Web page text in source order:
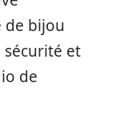
de bijou
sécurité et
de